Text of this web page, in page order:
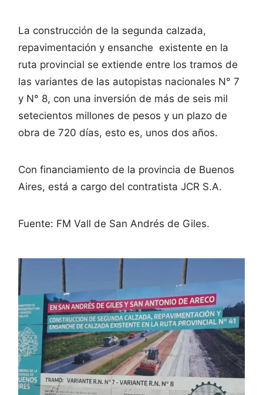
La construcción de la segunda calzada,
repavimentación y ensanche existente en la
ruta provincial se extiende entre los tramos de
las variantes de las autopistas nacionales N° 7
y N° 8, con una inversión de más de seis mil
setecientos millones de pesos y un plazo de
obra de 720 días, esto es, unos dos años.
Con financiamiento de la provincia de Buenos
Aires, está a cargo del contratista JCR S.A.
Fuente: FM Vall de San Andrés de Giles.